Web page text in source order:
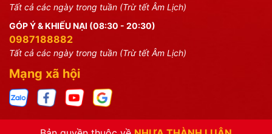
Tất cả các ngày trong tuần (Trừ tết Âm Lịch)
GÓP Ý & KHIẾU NẠI (08:30 - 20:30)
0987188882
Tất cả các ngày trong tuần (Trừ tết Âm Lịch)
Mạng xã hội